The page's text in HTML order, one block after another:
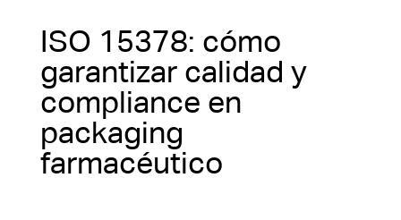
ISO 15378: cómo
garantizar calidad y
compliance en
packaging
farmacéutico